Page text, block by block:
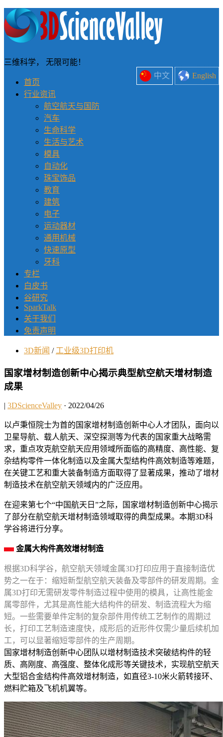
中文 English
三维科学， 无限可能！
首页
行业资讯
航空航天与国防
汽车
生命科学
生活与艺术
模具
自动化
珠宝饰品
教育
建筑
电子
运动器材
通用机械
快速原型
牙科
专栏
白皮书
谷研究
SparkTalk
关于我们
免责声明
3D新闻 / 工业级3D打印机
国家增材制造创新中心揭示典型航空航天增材制造
成果
| 3DScienceValley · 2022/04/26
以卢秉恒院士为首的国家增材制造创新中心人才团队，面向以
卫星导航、载人航天、深空探测等为代表的国家重大战略需
求，重点攻克航空航天应用领域所面临的高精度、高性能、复
杂结构零件一体化制造以及金属大型结构件高效制造等难题，
在关键工艺和重大装备制造方面取得了显著成果，推动了增材
制造技术在航空航天领域内的广泛应用。
在迎来第七个“中国航天日”之际，国家增材制造创新中心揭示
了部分在航空航天增材制造领域取得的典型成果。本期3D科
学谷将进行分享。
金属大构件高效增材制造
根据3D科学谷，航空航天领域金属3D打印应用于直接制造优
势之一在于：缩短新型航空航天装备及零部件的研发周期。金
属3D打印无需研发零件制造过程中使用的模具，让高性能金
属零部件，尤其是高性能大结构件的研发、制造流程大为缩
短。一些需要单件定制的复杂部件用传统工艺制作的周期过
长，打印工艺制造速度快，成形后的近形件仅需少量后续机加
工，可以显著缩短零部件的生产周期。
国家增材制造创新中心团队以增材制造技术突破结构件的轻
质、高刚度、高强度、整体化成形等关键技术，实现航空航天
大型铝合金结构件高效增材制造，如直径3-10米火箭转接环、
燃料贮箱及飞机机翼等。